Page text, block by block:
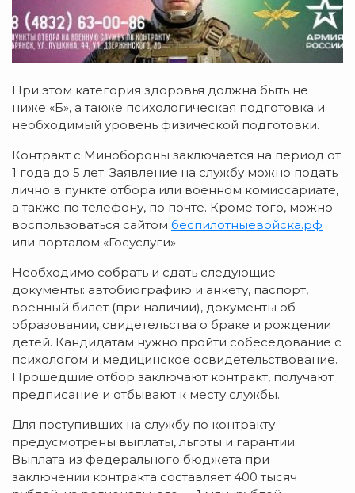
При этом категория здоровья должна быть не
ниже «Б», а также психологическая подготовка и
необходимый уровень физической подготовки.
Контракт с Минобороны заключается на период от
1 года до 5 лет. Заявление на службу можно подать
лично в пункте отбора или военном комиссариате,
а также по телефону, по почте. Кроме того, можно
воспользоваться сайтом беспилотныевойска.рф
или порталом «Госуслуги».
Необходимо собрать и сдать следующие
документы: автобиографию и анкету, паспорт,
военный билет (при наличии), документы об
образовании, свидетельства о браке и рождении
детей. Кандидатам нужно пройти собеседование с
психологом и медицинское освидетельствование.
Прошедшие отбор заключают контракт, получают
предписание и отбывают к месту службы.
Для поступивших на службу по контракту
предусмотрены выплаты, льготы и гарантии.
Выплата из федерального бюджета при
заключении контракта составляет 400 тысяч